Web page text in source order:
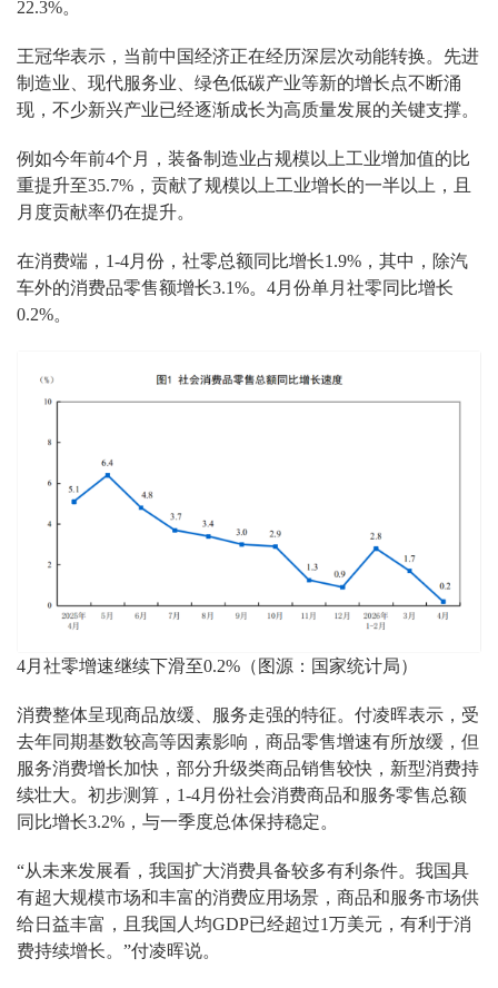
22.3%。
王冠华表示，当前中国经济正在经历深层次动能转换。先进
制造业、现代服务业、绿色低碳产业等新的增长点不断涌
现，不少新兴产业已经逐渐成长为高质量发展的关键支撑。
例如今年前4个月，装备制造业占规模以上工业增加值的比
重提升至35.7%，贡献了规模以上工业增长的一半以上，且
月度贡献率仍在提升。
在消费端，1-4月份，社零总额同比增长1.9%，其中，除汽
车外的消费品零售额增长3.1%。4月份单月社零同比增长
0.2%。
4月社零增速继续下滑至0.2%（图源：国家统计局）
消费整体呈现商品放缓、服务走强的特征。付凌晖表示，受
去年同期基数较高等因素影响，商品零售增速有所放缓，但
服务消费增长加快，部分升级类商品销售较快，新型消费持
续壮大。初步测算，1-4月份社会消费商品和服务零售总额
同比增长3.2%，与一季度总体保持稳定。
“从未来发展看，我国扩大消费具备较多有利条件。我国具
有超大规模市场和丰富的消费应用场景，商品和服务市场供
给日益丰富，且我国人均GDP已经超过1万美元，有利于消
费持续增长。”付凌晖说。